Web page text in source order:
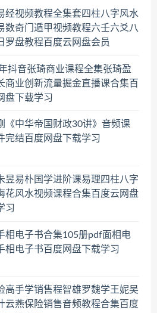
经视频教程全集套四柱八字风水
数奇门遁甲视频教程六壬六爻八
罗盘教程百度云网盘会员
抖音张琦商业课程全集张琦盈
商业创新流量掘金直播课合集百
盘下载学习
《中华帝国财政30讲》音频课
完结百度网盘下载学习
昱易朴国学进阶课易理四柱八字
花风水视频课程合集百度云网盘
习
相电子书合集105册pdf面相电
相电子书百度网盘下载学习
高手学销售程智雄罗魏学王妮吴
云燕保险销售音频教程合集百度